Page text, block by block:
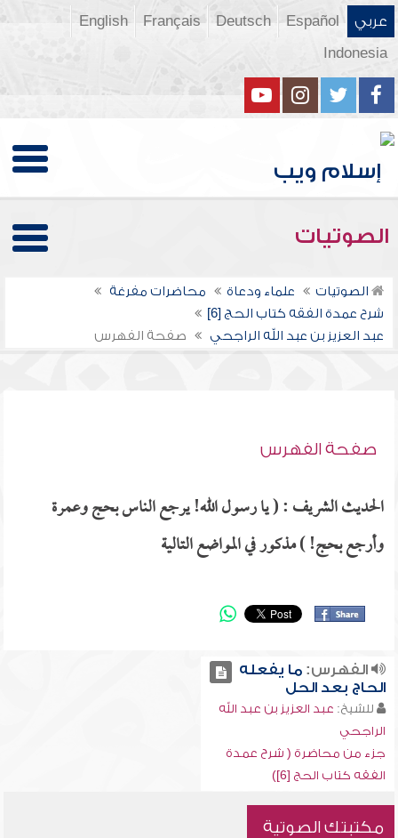
عربي Español
Deutsch
Français
English
Indonesia
الصوتيات
الصوتيات علماء ودعاة
محاضرات مفرغة
شرح عمدة الفقه كتاب الحج [6]
عبد العزيز بن عبد الله الراجحي
صفحة الفهرس
صفحة الفهرس
الحديث الشريف : ( يا رسول الله! يرجع الناس بحج وعمرة
وأرجع بحج! ) مذكور في المواضع التالية
الفهرس:ما يفعله
الحاج بعد الحل
للشيخ: عبد العزيز بن عبد الله
الراجحي
جزء من محاضرة ( شرح عمدة
الفقه كتاب الحج [6])
مكتبتك الصوتية